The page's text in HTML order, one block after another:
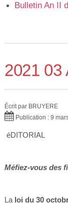
Bulletin An II
2021 03
Écrit par BRUYERE
Publication : 9
éDITORIAL
Méfiez-vous des
La loi du 30